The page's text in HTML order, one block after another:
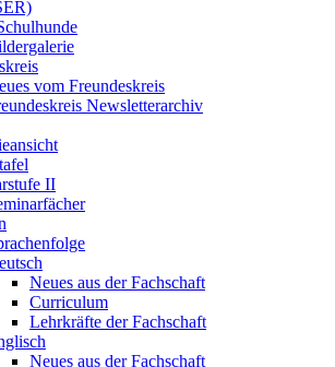
vom Freundeskreis
Newsletterarchiv
II
Neues aus der Fachschaft
Curriculum
Lehrkräfte der Fachschaft
Neues aus der Fachschaft